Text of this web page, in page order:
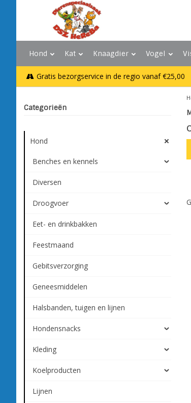
Hond Kat Knaagdier Vogel
Gratis bezorgservice in de regio vanaf €25,00
Categorieën
Hond
Benches en kennels
Diversen
Droogvoer
Eet- en drinkbakken
Feestmaand
Gebitsverzorging
Geneesmiddelen
Halsbanden, tuigen en lijnen
Hondensnacks
Kleding
Koelproducten
Lijnen